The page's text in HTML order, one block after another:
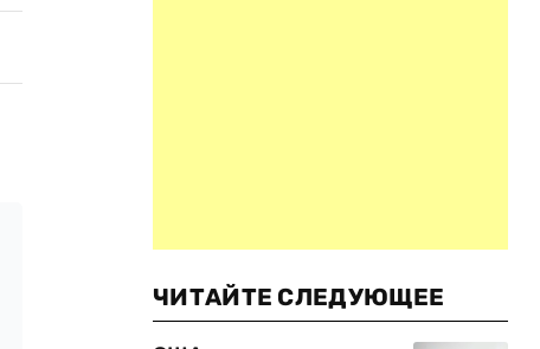
ЧИТАЙТЕ СЛЕДУЮЩЕЕ